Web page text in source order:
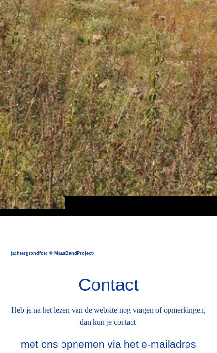
(achtergrondfoto © MaasBandProject)
Contact
Heb je na het lezen van de website nog vragen of opmerkingen,
dan kun je contact
met ons opnemen via het e-mailadres